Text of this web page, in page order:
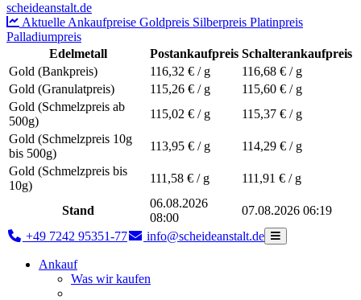
scheideanstalt.de
Aktuelle Ankaufpreise Goldpreis Silberpreis Platinpreis
Palladiumpreis
Edelmetall
Postankaufpreis Schalterankaufpreis
Gold (Bankpreis)
116,32 € / g 116,68 € / g
Gold (Granulatpreis)
115,26 € / g 115,60 € / g
Gold (Schmelzpreis ab
500g)
115,02 € / g 115,37 € / g
Gold (Schmelzpreis 10g
bis 500g)
113,95 € / g 114,29 € / g
Gold (Schmelzpreis bis
10g)
111,58 € / g 111,91 € / g
Stand
06.08.2026
08:00
07.08.2026 06:19
+49 7242 95351-77 info@scheideanstalt.de
Ankauf
Was wir kaufen